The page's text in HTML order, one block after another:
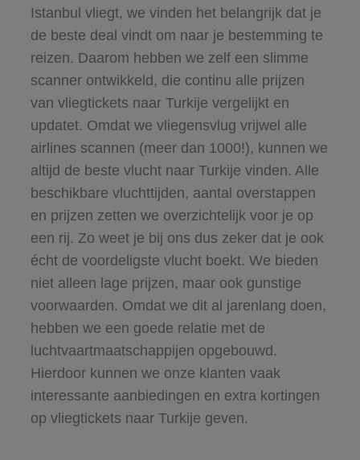
Istanbul vliegt, we vinden het belangrijk dat je
de beste deal vindt om naar je bestemming te
reizen. Daarom hebben we zelf een slimme
scanner ontwikkeld, die continu alle prijzen
van vliegtickets naar Turkije vergelijkt en
updatet. Omdat we vliegensvlug vrijwel alle
airlines scannen (meer dan 1000!), kunnen we
altijd de beste vlucht naar Turkije vinden. Alle
beschikbare vluchttijden, aantal overstappen
en prijzen zetten we overzichtelijk voor je op
een rij. Zo weet je bij ons dus zeker dat je ook
écht de voordeligste vlucht boekt. We bieden
niet alleen lage prijzen, maar ook gunstige
voorwaarden. Omdat we dit al jarenlang doen,
hebben we een goede relatie met de
luchtvaartmaatschappijen opgebouwd.
Hierdoor kunnen we onze klanten vaak
interessante aanbiedingen en extra kortingen
op vliegtickets naar Turkije geven.